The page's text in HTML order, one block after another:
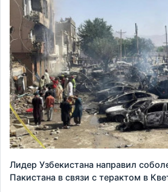
Лидер Узбекистана направил
Пакистана в связи с терактом в